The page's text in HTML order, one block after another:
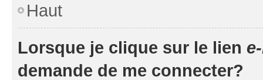
Haut
Lorsque je clique sur le lien
demande de me connecter?